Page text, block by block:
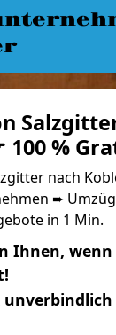
100 %
nach
➨
in 1 Min.
Ihnen,